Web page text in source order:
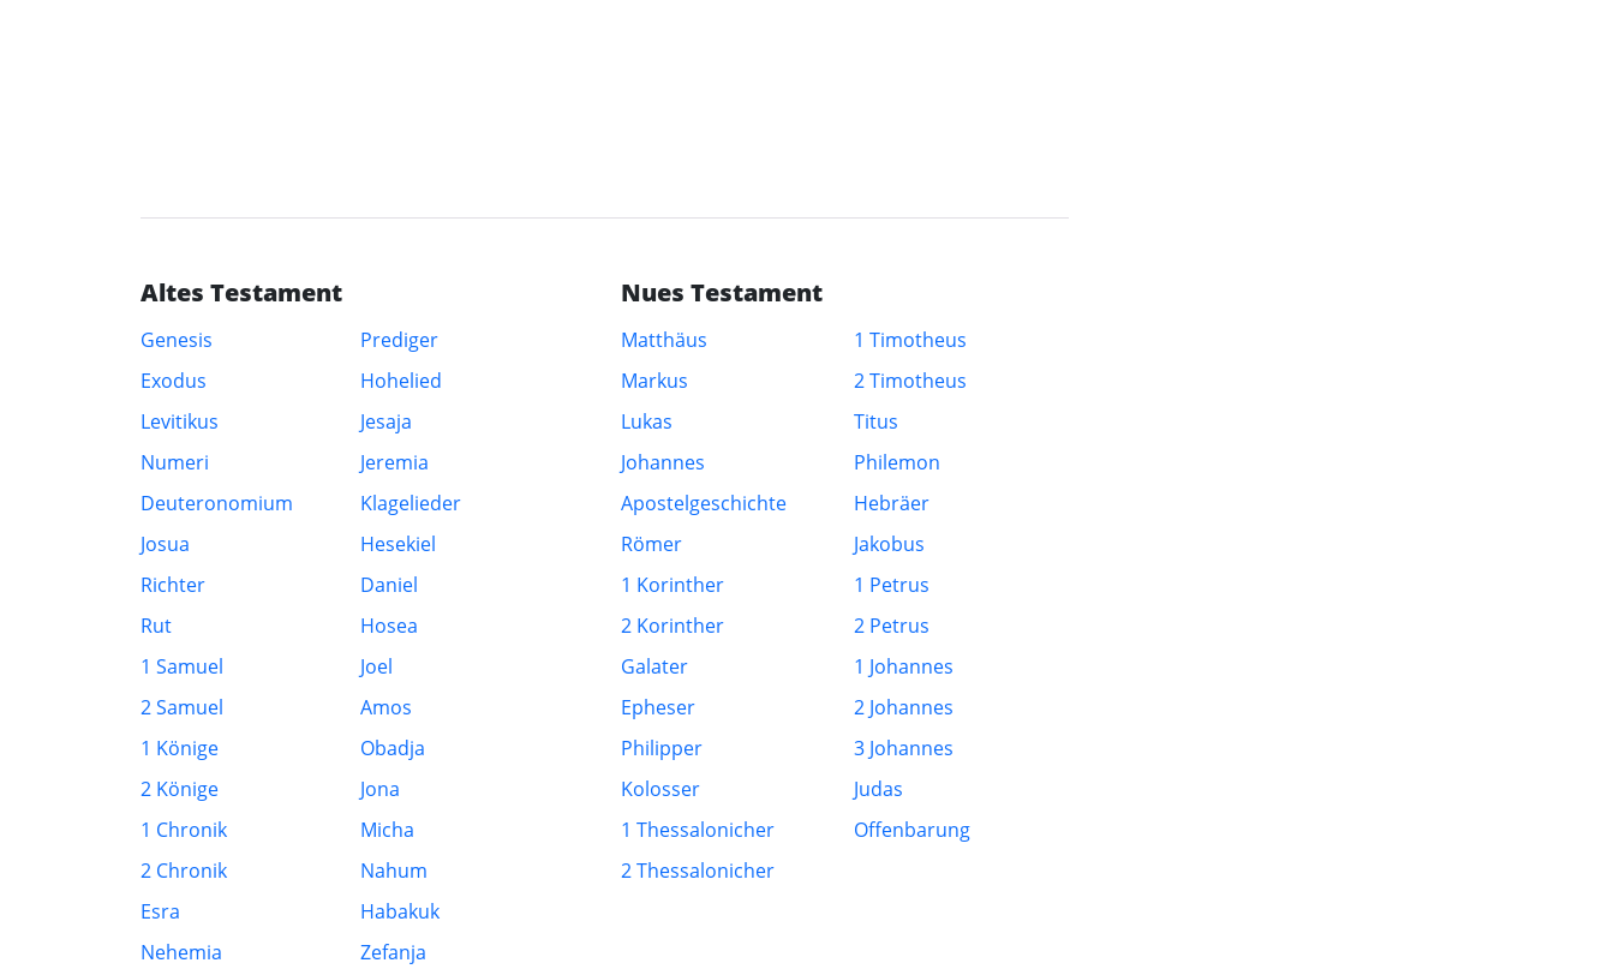
Altes Testament
Genesis
Exodus
Levitikus
Numeri
Deuteronomium
Josua
Richter
Rut
1 Samuel
2 Samuel
1 Könige
2 Könige
1 Chronik
2 Chronik
Esra
Nehemia
Prediger
Hohelied
Jesaja
Jeremia
Klagelieder
Hesekiel
Daniel
Hosea
Joel
Amos
Obadja
Jona
Micha
Nahum
Habakuk
Zefanja
Nues Testament
Matthäus
Markus
Lukas
Johannes
Apostelgeschichte
Römer
1 Korinther
2 Korinther
Galater
Epheser
Philipper
Kolosser
1 Thessalonicher
2 Thessalonicher
1 Timotheus
2 Timotheus
Titus
Philemon
Hebräer
Jakobus
1 Petrus
2 Petrus
1 Johannes
2 Johannes
3 Johannes
Judas
Offenbarung